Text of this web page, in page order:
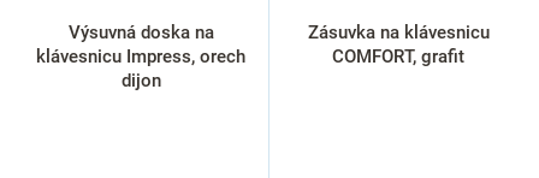
Výsuvná doska na
klávesnicu Impress, orech
dijon
Zásuvka na klávesnicu
COMFORT, grafit